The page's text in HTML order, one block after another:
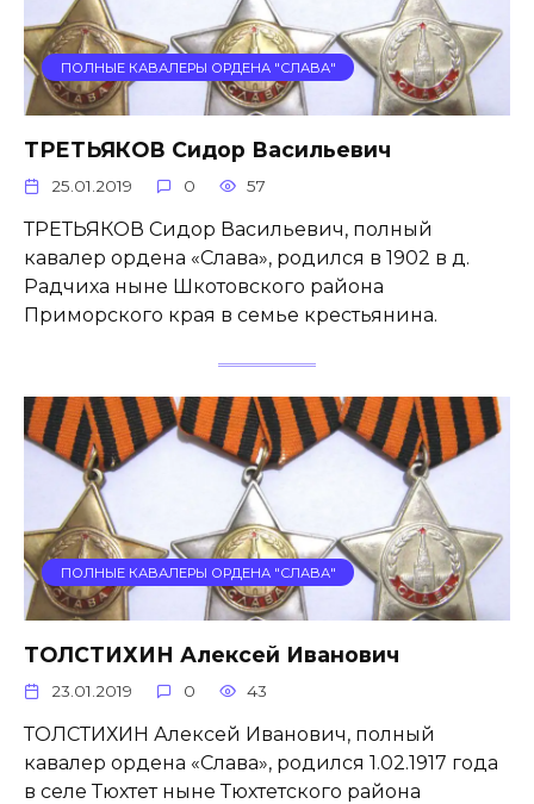
ПОЛНЫЕ КАВАЛЕРЫ ОРДЕНА "СЛАВА"
ТРЕТЬЯКОВ Сидор Васильевич
25.01.2019 0 57
ТРЕТЬЯКОВ Сидор Васильевич, полный
кавалер ордена «Слава», родился в 1902 в д.
Радчиха ныне Шкотовского района
Приморского края в семье крестьянина.
ПОЛНЫЕ КАВАЛЕРЫ ОРДЕНА "СЛАВА"
ТОЛСТИХИН Алексей Иванович
23.01.2019 0 43
ТОЛСТИХИН Алексей Иванович, полный
кавалер ордена «Слава», родился 1.02.1917 года
в селе Тюхтет ныне Тюхтетского района